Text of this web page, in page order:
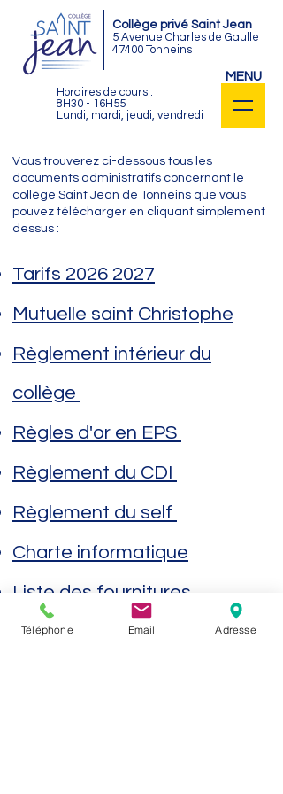
MENU
Collège privé Saint Jean
5 Avenue Charles de Gaulle
47400 Tonneins
Horaires de cours :
8H30 - 16H55
Lundi, mardi, jeudi, vendredi
Vous trouverez ci-dessous tous les
documents administratifs concernant le
collège Saint Jean de Tonneins que vous
pouvez télécharger en cliquant simplement
dessus :
Tarifs 2026 2027
Mutuelle saint Christophe
Règlement intérieur du
collège
Règles d'or en EPS
Règlement du CDI
Règlement du self
Charte informatique
Liste des fournitures
2026/2027 :
6èmes 5èmes
Téléphone Email Adresse